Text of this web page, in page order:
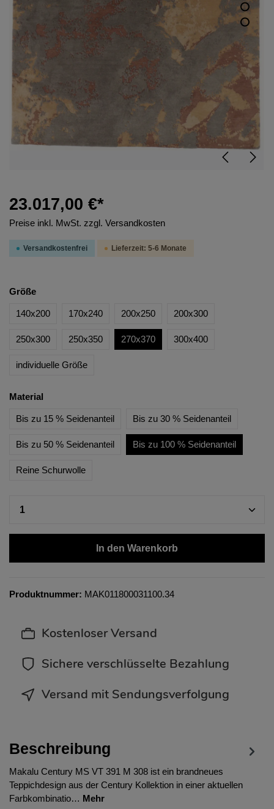
23.017,00 €*
Preise inkl. MwSt. zzgl. Versandkosten
Versandkostenfrei Lieferzeit: 5-6 Monate
Größe
140x200 170x240 200x250 200x300
250x300 250x350 270x370 300x400
individuelle Größe
Material
Bis zu 15 % Seidenanteil Bis zu 30 % Seidenanteil
Bis zu 50 % Seidenanteil Bis zu 100 % Seidenanteil
Reine Schurwolle
In den Warenkorb
Produktnummer: MAK011800031100.34
Kostenloser Versand
Sichere verschlüsselte Bezahlung
Versand mit Sendungsverfolgung
Beschreibung
Makalu Century MS VT 391 M 308 ist ein brandneues
Teppichdesign aus der Century Kollektion in einer aktuellen
Farbkombinatio… Mehr